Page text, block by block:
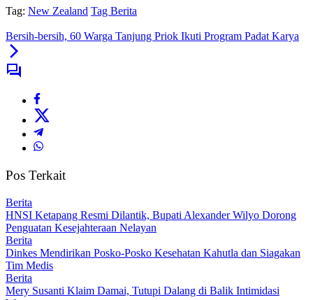
Tag: New Zealand Tag Berita
Bersih-bersih, 60 Warga Tanjung Priok Ikuti Program Padat Karya
Pos Terkait
Berita
HNSI Ketapang Resmi Dilantik, Bupati Alexander Wilyo Dorong
Penguatan Kesejahteraan Nelayan
Berita
Dinkes Mendirikan Posko-Posko Kesehatan Kahutla dan Siagakan
Tim Medis
Berita
Mery Susanti Klaim Damai, Tutupi Dalang di Balik Intimidasi